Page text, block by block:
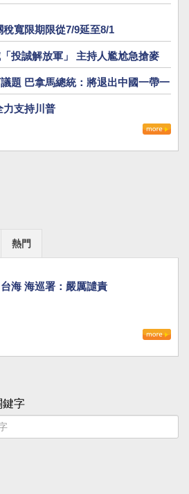
稅寬限期限從7/9延至8/1
投誠解放軍」 主持人尷尬急搶麥
題 巴拿馬總統：將退出中國一帶一
力支持川普
熱門
海 海巡署：嚴厲譴責
鍵字